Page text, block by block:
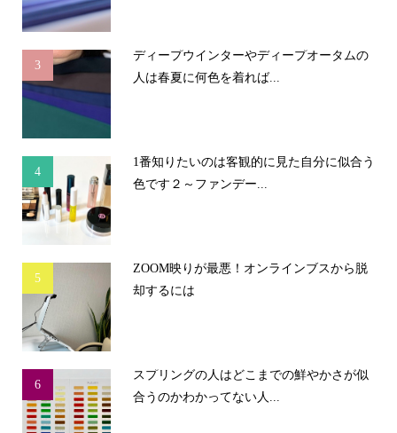
3
ディープウインターやディープオータムの
人は春夏に何色を着れば...
4
1番知りたいのは客観的に見た自分に似合う
色です２～ファンデー...
5
ZOOM映りが最悪！オンラインブスから脱
却するには
6
スプリングの人はどこまでの鮮やかさが似
合うのかわかってない人...